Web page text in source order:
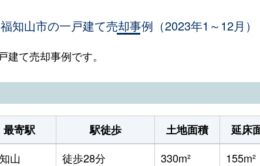
福知山市の一戸建て売却事例（2023年1～12月）
て売却事例です。
最寄駅 駅徒歩 土地面積 延床
山 徒歩28分 330m² 155m²